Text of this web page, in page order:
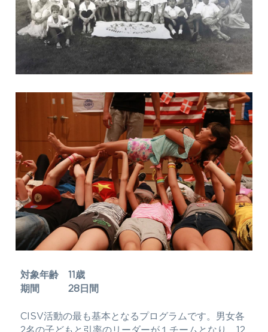
対象年齢　11歳
期間　　　28日間
CISV活動の最も基本となるプログラムです。男女各